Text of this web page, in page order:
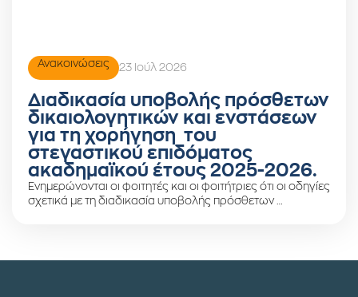
Ανακοινώσεις 23 Ιούλ 2026
Διαδικασία υποβολής πρόσθετων
δικαιολογητικών και ενστάσεων
για τη χορήγηση του
στεγαστικού επιδόματος
ακαδημαϊκού έτους 2025-2026.
Ενημερώνονται οι φοιτητές και οι φοιτήτριες ότι οι οδηγίες
σχετικά με τη διαδικασία υποβολής πρόσθετων …